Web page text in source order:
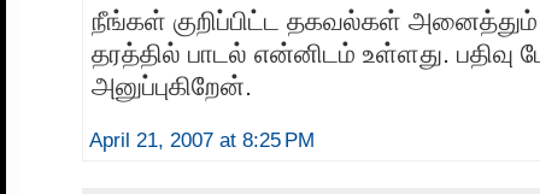
நீங்கள் குறிப்பிட்ட தகவல்கள் அனைத்தும்
தரத்தில் பாடல் என்னிடம் உள்ளது. பதிவு
அனுப்புகிறேன்.
April 21, 2007 at 8:25 PM